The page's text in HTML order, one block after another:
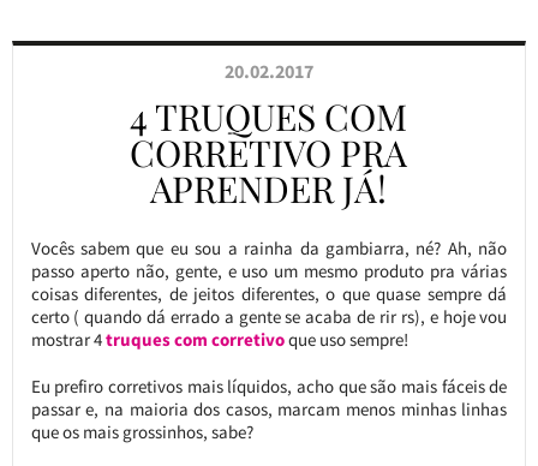
20.02.2017
4 TRUQUES COM
CORRETIVO PRA
APRENDER JÁ!
Vocês sabem que eu sou a rainha da gambiarra, né? Ah, não
passo aperto não, gente, e uso um mesmo produto pra várias
coisas diferentes, de jeitos diferentes, o que quase sempre dá
certo ( quando dá errado a gente se acaba de rir rs), e hoje vou
mostrar 4truques com corretivoque uso sempre!
Eu prefiro corretivos mais líquidos, acho que são mais fáceis de
passar e, na maioria dos casos, marcam menos minhas linhas
que os mais grossinhos, sabe?